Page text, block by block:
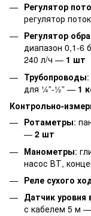
Регулятор
регулятор
Регулятор
диапазон 0,1-6
240 л/ч — 1 шт
Трубопроводы
для ¼”-½” — 1
Контрольно-
Ротаметры:
— 2 шт
Манометры:
насос ВТ,
Реле сухого
Датчик уровня
с кабелем 5 м —